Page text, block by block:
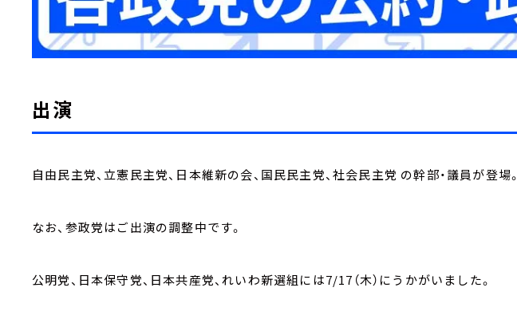
出演
自由民主党、立憲民主党、日本維新の会、国民民主党、社会民主党 の幹部・議員が登場。
なお、参政党はご出演の調整中です。
公明党、日本保守党、日本共産党、れいわ新選組には7/17（木）にうかがいました。